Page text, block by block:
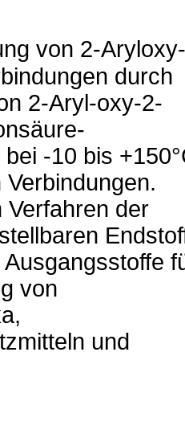
von 2-Aryloxy-
durch
2-Aryl-oxy-2-
-10 bis
Verfahren der
von
und